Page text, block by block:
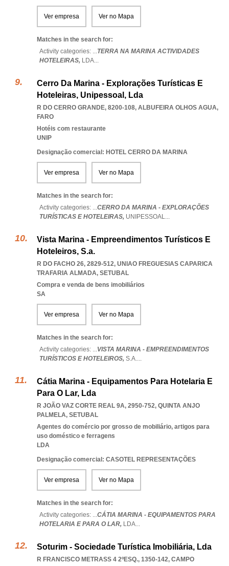
Ver empresa Ver no Mapa
Matches in the search for:
Activity categories: ...TERRA NA MARINA ACTIVIDADES
HOTELEIRAS, LDA...
Cerro Da Marina - Explorações Turísticas E
Hoteleiras, Unipessoal, Lda
R DO CERRO GRANDE, 8200-108, ALBUFEIRA OLHOS AGUA,
FARO
Hotéis com restaurante
UNIP
Designação comercial: HOTEL CERRO DA MARINA
Ver empresa Ver no Mapa
Matches in the search for:
Activity categories: ...CERRO DA MARINA - EXPLORAÇÕES
TURÍSTICAS E HOTELEIRAS, UNIPESSOAL...
Vista Marina - Empreendimentos Turísticos E
Hoteleiros, S.a.
R DO FACHO 26, 2829-512, UNIAO FREGUESIAS CAPARICA
TRAFARIA ALMADA, SETUBAL
Compra e venda de bens imobiliários
SA
Ver empresa Ver no Mapa
Matches in the search for:
Activity categories: ...VISTA MARINA - EMPREENDIMENTOS
TURÍSTICOS E HOTELEIROS, S.A....
Cátia Marina - Equipamentos Para Hotelaria E
Para O Lar, Lda
R JOÃO VAZ CORTE REAL 9A, 2950-752, QUINTA ANJO
PALMELA, SETUBAL
Agentes do comércio por grosso de mobiliário, artigos para
uso doméstico e ferragens
LDA
Designação comercial: CASOTEL REPRESENTAÇÕES
Ver empresa Ver no Mapa
Matches in the search for:
Activity categories: ...CÁTIA MARINA - EQUIPAMENTOS PARA
HOTELARIA E PARA O LAR, LDA...
Soturim - Sociedade Turística Imobiliária, Lda
R FRANCISCO METRASS 4 2ºESQ., 1350-142, CAMPO